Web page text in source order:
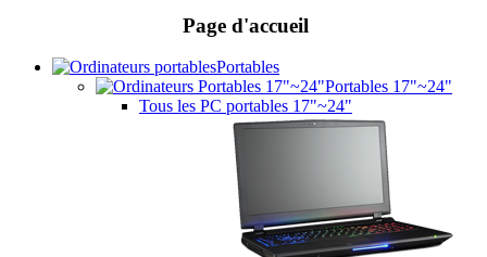
Page d'accueil
Portables
Portables 17"~24"
Tous les PC portables 17"~24"